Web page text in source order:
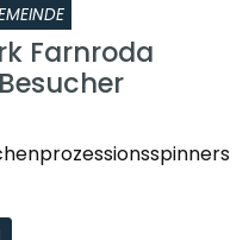
Farnroda